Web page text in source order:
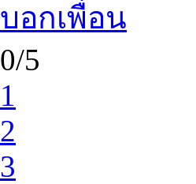
บอกเพื่อน
0/5
1
2
3